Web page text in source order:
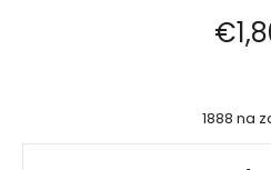
€
1888 na